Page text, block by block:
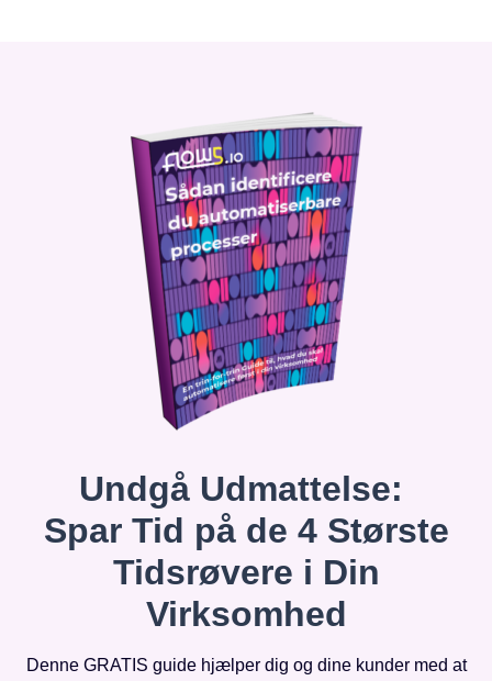
Undgå Udmattelse:
Spar Tid på de 4 Største
Tidsrøvere i Din
Virksomhed
Denne GRATIS guide hjælper dig og dine kunder med at